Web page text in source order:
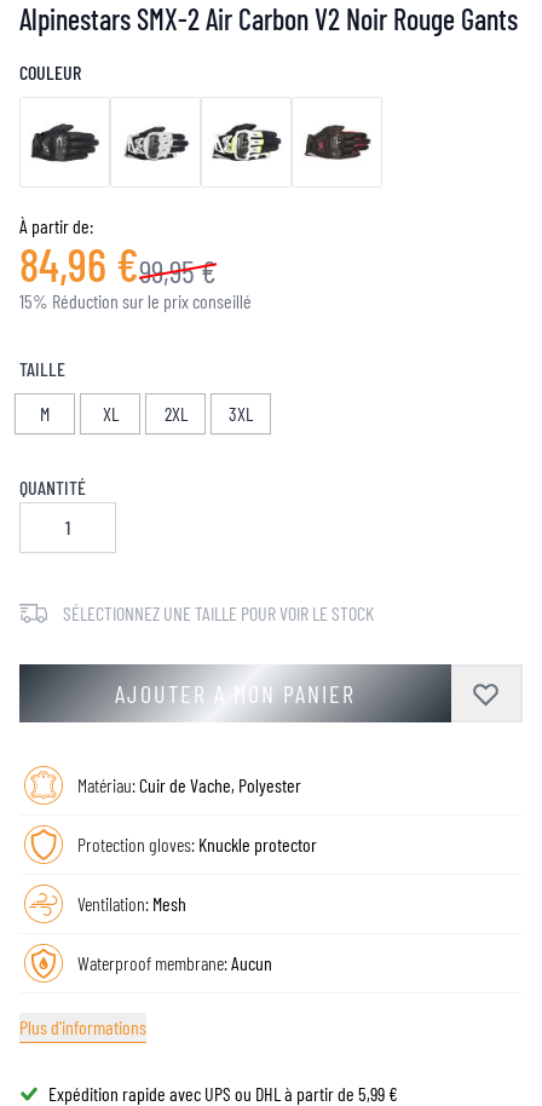
Alpinestars SMX-2 Air Carbon V2 Noir Rouge Gants
COULEUR
À partir de:
84,96 €99,95 €
15% Réduction sur le prix conseillé
TAILLE
M
XL 2XL 3XL
QUANTITÉ
SÉLECTIONNEZ UNE TAILLE POUR VOIR LE STOCK
AJOUTER A MON PANIER
Matériau:Cuir de Vache, Polyester
Protection gloves: Knuckle protector
Ventilation: Mesh
Waterproof membrane:Aucun
Plus d'informations
Expédition rapide avec UPS ou DHL à partir de 5,99 €